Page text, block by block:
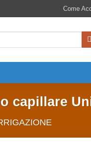
Come
capillare